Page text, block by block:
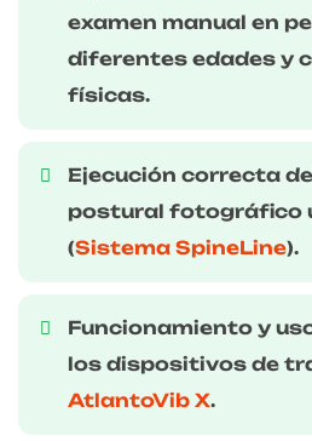
examen manual en
diferentes edades y
físicas.
Ejecución correcta
postural fotográfico
(Sistema SpineLine).
Funcionamiento y
los dispositivos de
AtlantoVib X.